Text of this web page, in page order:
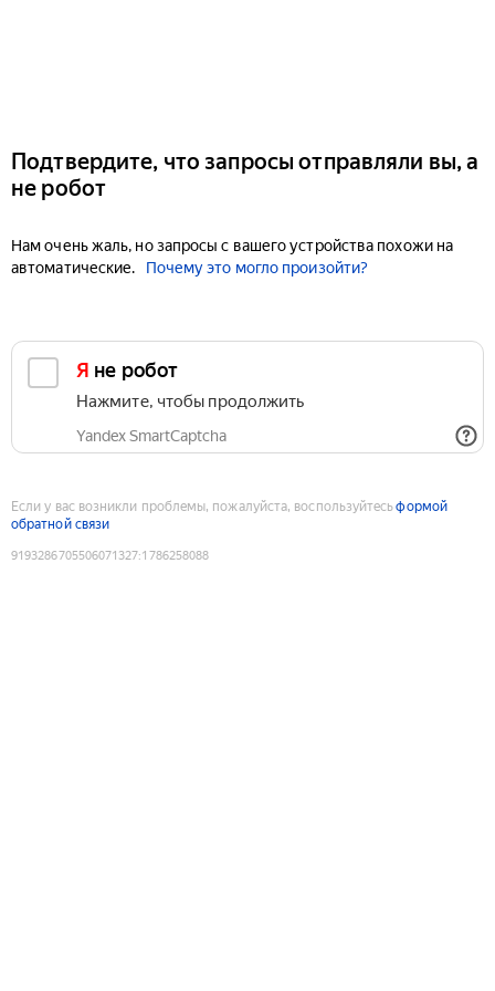
Подтвердите, что запросы отправляли вы, а
не робот
Нам очень жаль, но запросы с вашего устройства похожи на
автоматические.
Почему это могло произойти?
Я не робот
Нажмите, чтобы продолжить
Yandex SmartCaptcha
Если у вас возникли проблемы, пожалуйста, воспользуйтесьформой
обратной связи
9193286705506071327:1786258088